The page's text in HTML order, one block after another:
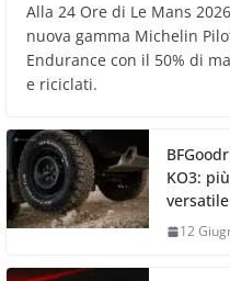
Alla 24 Ore di Le Mans
nuova gamma Michelin
Endurance con il 50% di
e riciclati.
KO3:
versatile
12